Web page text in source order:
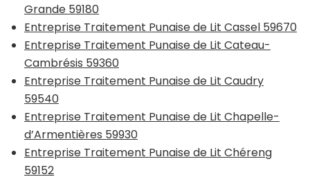
Grande 59180
Entreprise Traitement Punaise de Lit Cassel 59670
Entreprise Traitement Punaise de Lit Cateau-
Cambrésis 59360
Entreprise Traitement Punaise de Lit Caudry
59540
Entreprise Traitement Punaise de Lit Chapelle-
d’Armentières 59930
Entreprise Traitement Punaise de Lit Chéreng
59152